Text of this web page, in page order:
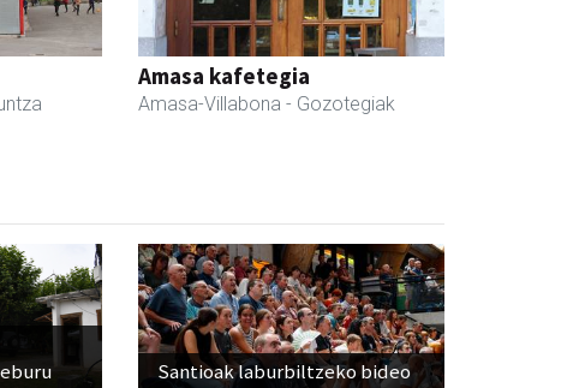
Amasa kafetegia
Amasa-Villabona - Gozotegiak
Santioak laburbiltzeko bideo